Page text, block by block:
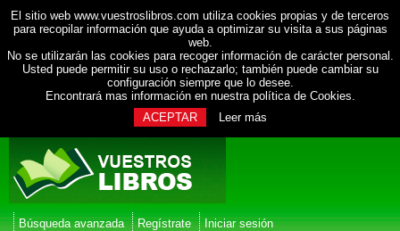
El sitio web www.vuestroslibros.com utiliza cookies propias y de terceros
para recopilar información que ayuda a optimizar su visita a sus páginas
web.
No se utilizarán las cookies para recoger información de carácter personal.
Usted puede permitir su uso o rechazarlo; también puede cambiar su
configuración siempre que lo desee.
Encontrará mas información en nuestra política de Cookies.
ACEPTAR
Leer más
Búsqueda avanzada Regístrate Iniciar sesión